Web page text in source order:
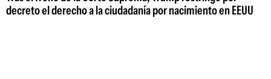
decreto el derecho a la ciudadanía por nacimiento en EEUU